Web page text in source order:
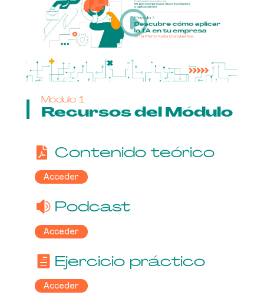
Módulo 1
Recursos del Módulo
Contenido teórico
Acceder
Podcast
Acceder
Ejercicio práctico
Acceder